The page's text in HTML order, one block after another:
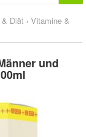
& Diät › Vitamine &
und